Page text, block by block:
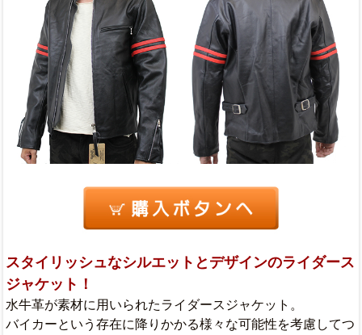
スタイリッシュなシルエットとデザインのライダース
ジャケット！
水牛革が素材に用いられたライダースジャケット。
バイカーという存在に降りかかる様々な可能性を考慮してつ